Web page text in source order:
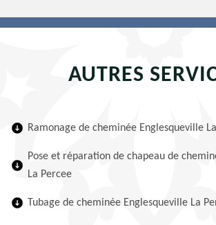
AUTRES
Ramonage de cheminée Englesqueville
Pose et réparation de chapeau de
La Percee
Tubage de cheminée Englesqueville La